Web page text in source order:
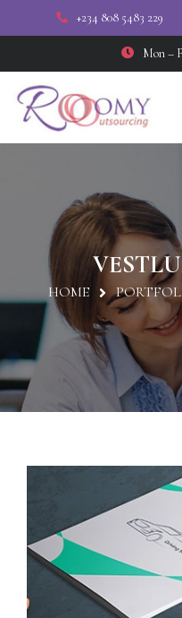
+234 808 5483 229
Mon –
HOME